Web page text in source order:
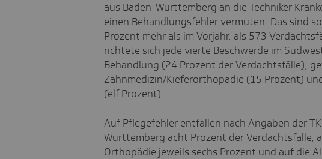
aus Baden-Württemberg an die Techniker
einen Behandlungsfehler vermuten. Das sind
Prozent mehr als im Vorjahr, als 573
richtete sich jede vierte Beschwerde im
Behandlung (24 Prozent der Verdachtsfälle),
Zahnmedizin/Kieferorthopädie (15 Prozent)
(elf Prozent).
Auf Pflegefehler entfallen nach Angaben der
Württemberg acht Prozent der Verdachtsfälle,
Orthopädie jeweils sechs Prozent und auf die